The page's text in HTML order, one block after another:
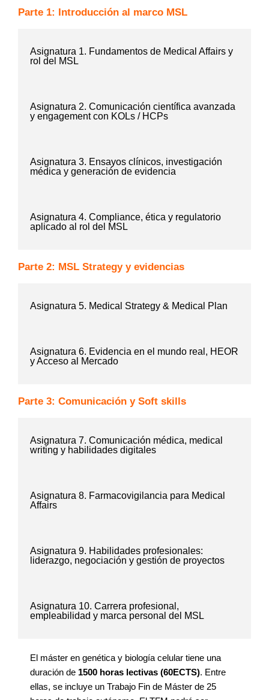
Parte 1: Introducción al marco MSL
Asignatura 1. Fundamentos de Medical Affairs y
rol del MSL
Asignatura 2. Comunicación científica avanzada
y engagement con KOLs / HCPs
Asignatura 3. Ensayos clínicos, investigación
médica y generación de evidencia
Asignatura 4. Compliance, ética y regulatorio
aplicado al rol del MSL
Parte 2: MSL Strategy y evidencias
Asignatura 5. Medical Strategy & Medical Plan
Asignatura 6. Evidencia en el mundo real, HEOR
y Acceso al Mercado
Parte 3: Comunicación y Soft skills
Asignatura 7. Comunicación médica, medical
writing y habilidades digitales
Asignatura 8. Farmacovigilancia para Medical
Affairs
Asignatura 9. Habilidades profesionales:
liderazgo, negociación y gestión de proyectos
Asignatura 10. Carrera profesional,
empleabilidad y marca personal del MSL
El máster en genética y biología celular tiene una
duración de 1500 horas lectivas (60ECTS). Entre
ellas, se incluye un Trabajo Fin de Máster de 25